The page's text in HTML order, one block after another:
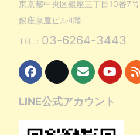
東京都中央区銀座三丁目10番7号
銀座京屋ビル4階
TEL： 03-6264-3443
LINE公式アカウント